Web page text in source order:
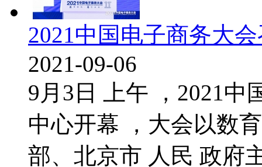
2021中国电子商务大
2021-09-06
9月3日 上午 ，2021中
中心开幕 ，大会以数
部、北京市 人民 政府